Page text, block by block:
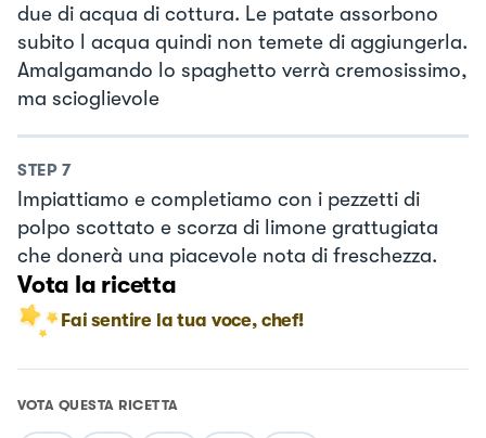
due di acqua di cottura. Le patate assorbono
subito l acqua quindi non temete di aggiungerla.
Amalgamando lo spaghetto verrà cremosissimo,
ma scioglievole
STEP 7
Impiattiamo e completiamo con i pezzetti di
polpo scottato e scorza di limone grattugiata
che donerà una piacevole nota di freschezza.
Vota la ricetta
Fai sentire la tua voce, chef!
VOTA QUESTA RICETTA